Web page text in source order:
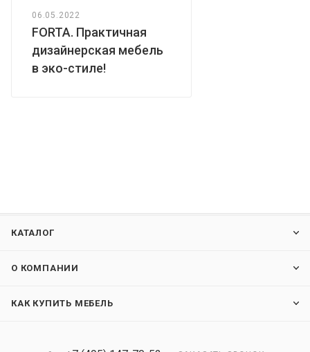
06.05.2022
FORTA. Практичная
дизайнерская мебель
в эко-стиле!
КАТАЛОГ
О КОМПАНИИ
КАК КУПИТЬ МЕБЕЛЬ